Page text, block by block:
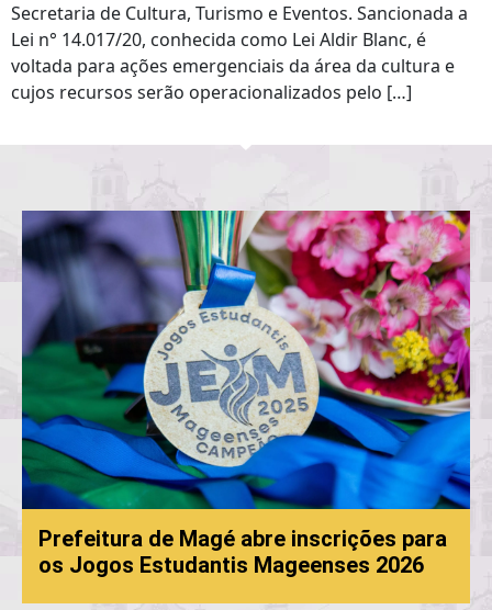
Secretaria de Cultura, Turismo e Eventos. Sancionada a
Lei n° 14.017/20, conhecida como Lei Aldir Blanc, é
voltada para ações emergenciais da área da cultura e
cujos recursos serão operacionalizados pelo […]
Prefeitura de Magé abre inscrições para
os Jogos Estudantis Mageenses 2026